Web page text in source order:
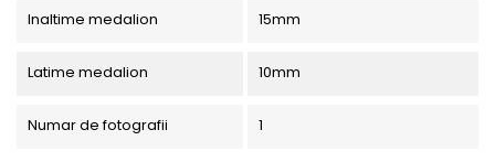
Inaltime medalion 15mm
Latime medalion 10mm
Numar de fotografii 1